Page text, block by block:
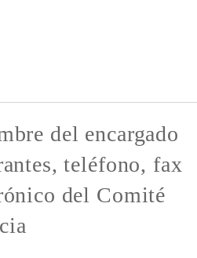
del encargado
teléfono, fax
del Comité